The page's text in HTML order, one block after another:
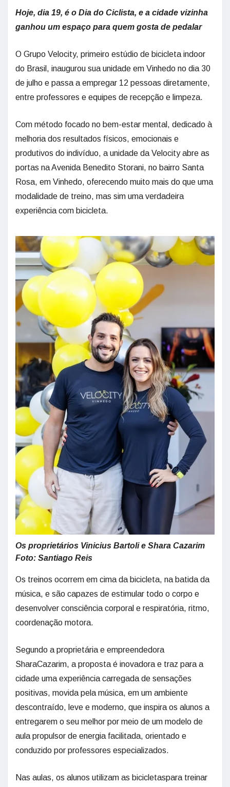
Hoje, dia 19, é o Dia do Ciclista, e a cidade vizinha
ganhou um espaço para quem gosta de pedalar
O Grupo Velocity, primeiro estúdio de bicicleta indoor
do Brasil, inaugurou sua unidade em Vinhedo no dia 30
de julho e passa a empregar 12 pessoas diretamente,
entre professores e equipes de recepção e limpeza.
Com método focado no bem-estar mental, dedicado à
melhoria dos resultados físicos, emocionais e
produtivos do indivíduo, a unidade da Velocity abre as
portas na Avenida Benedito Storani, no bairro Santa
Rosa, em Vinhedo, oferecendo muito mais do que uma
modalidade de treino, mas sim uma verdadeira
experiência com bicicleta.
Os proprietários Vinicius Bartoli e Shara Cazarim
Foto: Santiago Reis
Os treinos ocorrem em cima da bicicleta, na batida da
música, e são capazes de estimular todo o corpo e
desenvolver consciência corporal e respiratória, ritmo,
coordenação motora.
Segundo a proprietária e empreendedora
SharaCazarim, a proposta é inovadora e traz para a
cidade uma experiência carregada de sensações
positivas, movida pela música, em um ambiente
descontraído, leve e moderno, que inspira os alunos a
entregarem o seu melhor por meio de um modelo de
aula propulsor de energia facilitada, orientado e
conduzido por professores especializados.
Nas aulas, os alunos utilizam as bicicletaspara treinar